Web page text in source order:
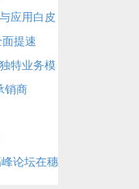
应用白皮
提速
特业务模
销商
论坛在穗